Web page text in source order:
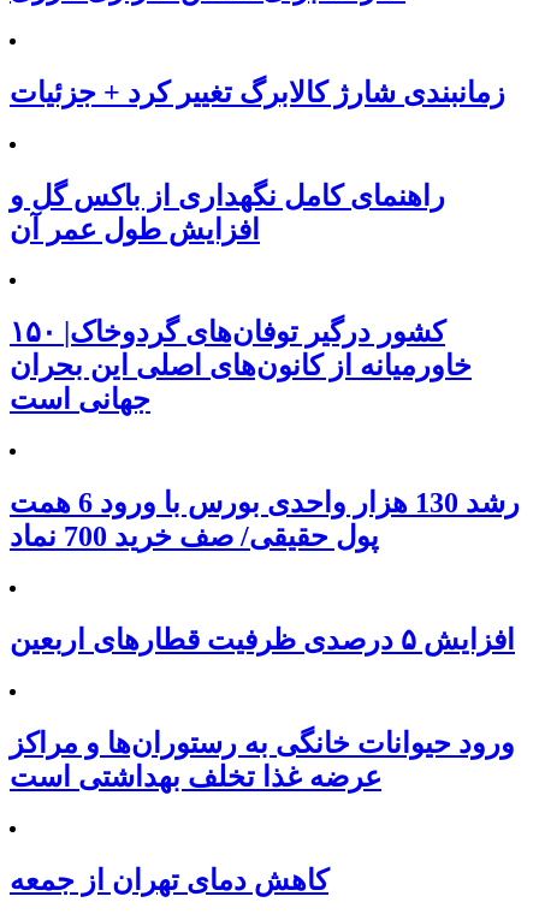
زمانبندی شارژ کالابرگ تغییر کرد + جزئیات
راهنمای کامل نگهداری از باکس گل و
افزایش طول عمر آن
۱۵۰ کشور درگیر توفان‌های گردوخاک|
خاورمیانه از کانون‌های اصلی این بحران
جهانی است
رشد 130 هزار واحدی بورس با ورود 6 همت
پول حقیقی/ صف خرید 700 نماد
افزایش ۵ درصدی ظرفیت قطارهای اربعین
ورود حیوانات خانگی به رستوران‌ها و مراکز
عرضه غذا تخلف بهداشتی است
کاهش دمای تهران از جمعه